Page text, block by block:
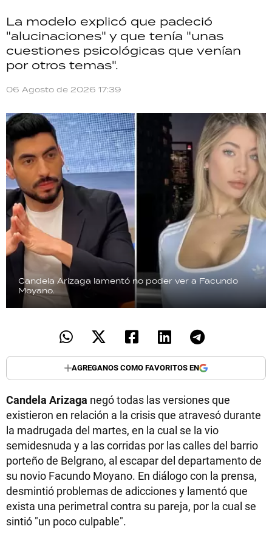
La modelo explicó que padeció
"alucinaciones" y que tenía "unas
cuestiones psicológicas que venían
por otros temas".
06 Agosto de 2026 17:39
Candela Arizaga lamentó no poder ver a Facundo
Moyano.
AGREGANOS COMO FAVORITOS EN
Candela Arizaga negó todas las versiones que
existieron en relación a la crisis que atravesó durante
la madrugada del martes, en la cual se la vio
semidesnuda y a las corridas por las calles del barrio
porteño de Belgrano, al escapar del departamento de
su novio Facundo Moyano. En diálogo con la prensa,
desmintió problemas de adicciones y lamentó que
exista una perimetral contra su pareja, por la cual se
sintió "un poco culpable".